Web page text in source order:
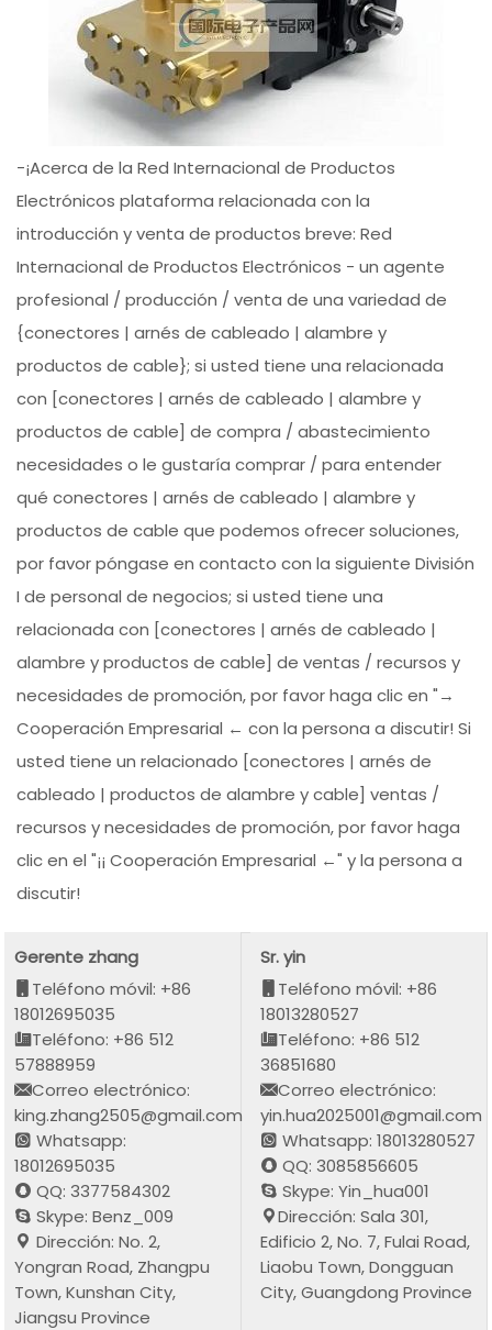
-¡Acerca de la Red Internacional de Productos
Electrónicos plataforma relacionada con la
introducción y venta de productos breve: Red
Internacional de Productos Electrónicos - un agente
profesional / producción / venta de una variedad de
{conectores | arnés de cableado | alambre y
productos de cable}; si usted tiene una relacionada
con [conectores | arnés de cableado | alambre y
productos de cable] de compra / abastecimiento
necesidades o le gustaría comprar / para entender
qué conectores | arnés de cableado | alambre y
productos de cable que podemos ofrecer soluciones,
por favor póngase en contacto con la siguiente División
I de personal de negocios; si usted tiene una
relacionada con [conectores | arnés de cableado |
alambre y productos de cable] de ventas / recursos y
necesidades de promoción, por favor haga clic en "→
Cooperación Empresarial ← con la persona a discutir! Si
usted tiene un relacionado [conectores | arnés de
cableado | productos de alambre y cable] ventas /
recursos y necesidades de promoción, por favor haga
clic en el "¡¡ Cooperación Empresarial ←" y la persona a
discutir!
Gerente zhang
Teléfono móvil: +86
18012695035
Teléfono: +86 512
57888959
Correo electrónico:
king.zhang2505@gmail.com
Whatsapp:
18012695035
QQ: 3377584302
Skype: Benz_009
Dirección: No. 2,
Yongran Road, Zhangpu
Town, Kunshan City,
Jiangsu Province
Sr. yin
Teléfono móvil: +86
18013280527
Teléfono: +86 512
36851680
Correo electrónico:
yin.hua2025001@gmail.com
Whatsapp: 18013280527
QQ: 3085856605
Skype: Yin_hua001
Dirección: Sala 301,
Edificio 2, No. 7, Fulai Road,
Liaobu Town, Dongguan
City, Guangdong Province